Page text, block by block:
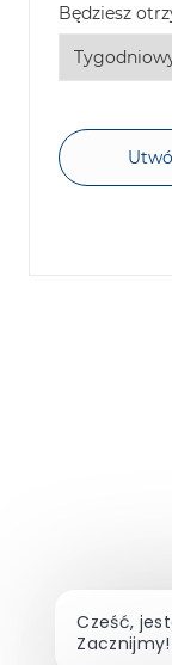
Będziesz
Cześć,
Zacznijmy!